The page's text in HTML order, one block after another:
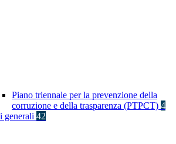
Piano triennale per la prevenzione della
corruzione e della trasparenza (PTPCT) 4
generali 42